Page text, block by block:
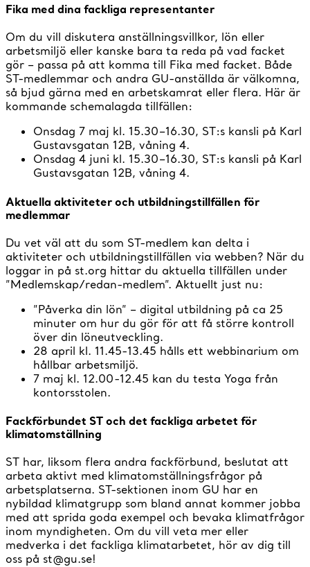
Fika med dina fackliga representanter
Om du vill diskutera anställningsvillkor, lön eller
arbetsmiljö eller kanske bara ta reda på vad facket
gör – passa på att komma till Fika med facket. Både
ST-medlemmar och andra GU-anställda är välkomna,
så bjud gärna med en arbetskamrat eller flera. Här är
kommande schemalagda tillfällen:
Onsdag 7 maj kl. 15.30–16.30, ST:s kansli på Karl
Gustavsgatan 12B, våning 4.
Onsdag 4 juni kl. 15.30–16.30, ST:s kansli på Karl
Gustavsgatan 12B, våning 4.
Aktuella aktiviteter och utbildningstillfällen för
medlemmar
Du vet väl att du som ST-medlem kan delta i
aktiviteter och utbildningstillfällen via webben? När du
loggar in på st.org hittar du aktuella tillfällen under
”Medlemskap/redan-medlem”. Aktuellt just nu:
”Påverka din lön” – digital utbildning på ca 25
minuter om hur du gör för att få större kontroll
över din löneutveckling.
28 april kl. 11.45-13.45 hålls ett webbinarium om
hållbar arbetsmiljö.
7 maj kl. 12.00-12.45 kan du testa Yoga från
kontorsstolen.
Fackförbundet ST och det fackliga arbetet för
klimatomställning
ST har, liksom flera andra fackförbund, beslutat att
arbeta aktivt med klimatomställningsfrågor på
arbetsplatserna. ST-sektionen inom GU har en
nybildad klimatgrupp som bland annat kommer jobba
med att sprida goda exempel och bevaka klimatfrågor
inom myndigheten. Om du vill veta mer eller
medverka i det fackliga klimatarbetet, hör av dig till
oss på st@gu.se!